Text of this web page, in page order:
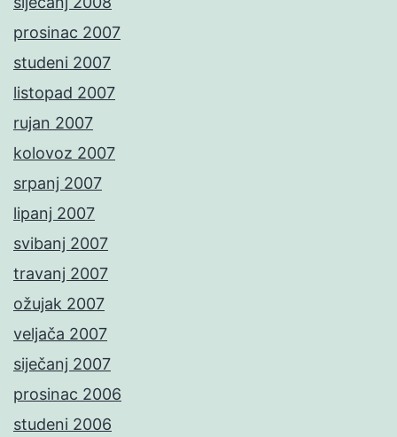
prosinac 2007
studeni 2007
listopad 2007
rujan 2007
kolovoz 2007
srpanj 2007
lipanj 2007
svibanj 2007
travanj 2007
ožujak 2007
veljača 2007
siječanj 2007
prosinac 2006
studeni 2006